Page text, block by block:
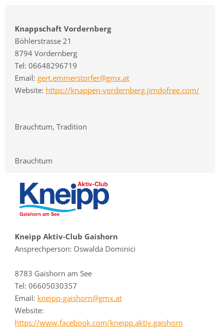
Knappschaft Vordernberg
Böhlerstrasse 21
8794 Vordernberg
Tel: 06648296719
Email: gert.emmerstorfer@gmx.at
Website: https://knappen-vordernberg.jimdofree.com/
Brauchtum, Tradition
Brauchtum
Kneipp Aktiv-Club Gaishorn
Ansprechperson: Oswalda Dominici
8783 Gaishorn am See
Tel: 06605030357
Email: kneipp-gaishorn@gmx.at
Website:
https://www.facebook.com/kneipp.aktiv.gaishorn